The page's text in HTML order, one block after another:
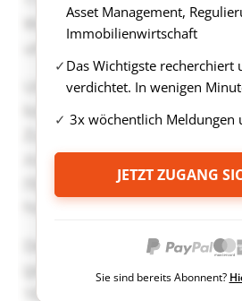
Asset Management,
Immobilienwirtschaft
Das Wichtigste recherchiert
verdichtet. In wenigen
3x wöchentlich Meldungen
JETZT ZUGANG
Sie sind bereits Abonnent?